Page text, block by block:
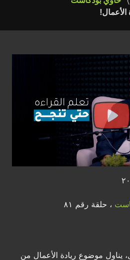
، حلقة رقم ٨١
يناول موضوع ريادة الأعمال من